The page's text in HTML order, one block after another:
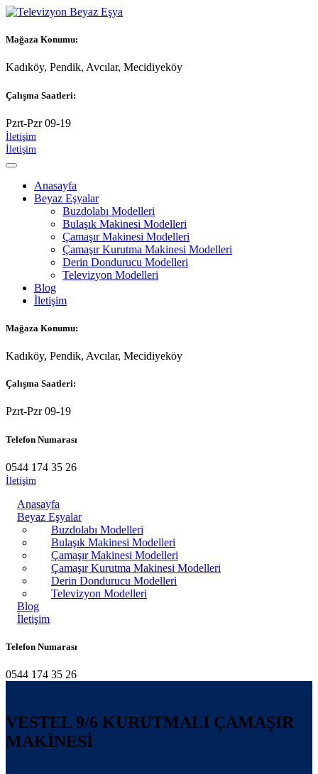
Mağaza Konumu:
Kadıköy, Pendik, Avcılar, Mecidiyeköy
Çalışma Saatleri:
Pzrt-Pzr 09-19
İletişim
İletişim
Anasayfa
Beyaz Eşyalar
Buzdolabı Modelleri
Bulaşık Makinesi Modelleri
Çamaşır Makinesi Modelleri
Çamaşır Kurutma Makinesi Modelleri
Derin Dondurucu Modelleri
Televizyon Modelleri
Blog
İletişim
Mağaza Konumu:
Kadıköy, Pendik, Avcılar, Mecidiyeköy
Çalışma Saatleri:
Pzrt-Pzr 09-19
Telefon Numarası
0544 174 35 26
İletişim
Anasayfa
Beyaz Eşyalar
Buzdolabı Modelleri
Bulaşık Makinesi Modelleri
Çamaşır Makinesi Modelleri
Çamaşır Kurutma Makinesi Modelleri
Derin Dondurucu Modelleri
Televizyon Modelleri
Blog
İletişim
Telefon Numarası
0544 174 35 26
VESTEL 9/6 KURUTMALI ÇAMAŞIR
MAKİNESİ